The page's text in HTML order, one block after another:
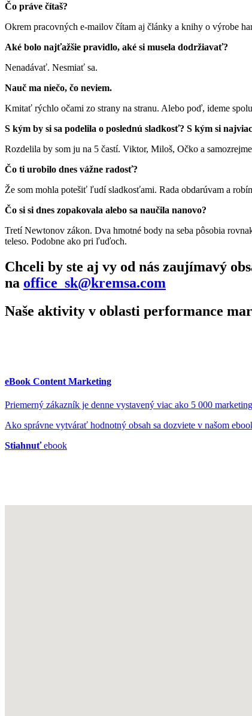
Čo práve čítaš?
Okrem pracovných e-mailov čítam aj články a knihy o výrobe
Aké bolo najťažšie pravidlo, aké si musela dodržiavať?
Nenadávať. Nesmiať sa.
Nauč ma niečo, čo neviem.
Kmitať rýchlo očami zo strany na stranu. Alebo poď, ideme
S kým by si sa podelila o poslednú sladkosť? S kým si
Rozdelila by som ju na 5 častí. Viktor, Miloš, Očko a
Čo ti urobilo dnes vážne radosť?
Že som mohla potešiť ľudí sladkosťami. Rada obdarúvam a
Čo si si dnes zopakovala alebo sa naučila nanovo?
Tretí Newtonov zákon. Dva hmotné body na seba pôsobia
teleso. Podobne ako pri ľuďoch.
Chceli by ste aj vy od nás zaujímavý
na office_sk@kremsa.com
Naše aktivity v oblasti performance
eBook Content Marketing
Priemerný zákazník je denne vystavený viac ako 5 000
Ako správne vytvárať hodnotný obsah sa dozviete v našom
Stiahnuťebook